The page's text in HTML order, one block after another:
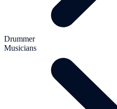
Drummer
Musicians